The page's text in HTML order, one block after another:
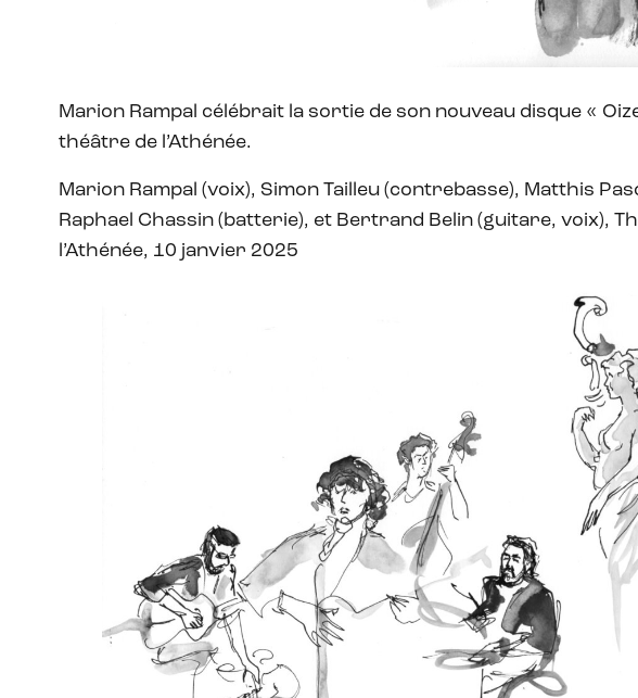
Marion Rampal célébrait la sortie de son nouveau disque «
théâtre de l’Athénée.
Marion Rampal (voix), Simon Tailleu (contrebasse), Matthis
Raphael Chassin (batterie), et Bertrand Belin (guitare, voix),
l’Athénée, 10 janvier 2025